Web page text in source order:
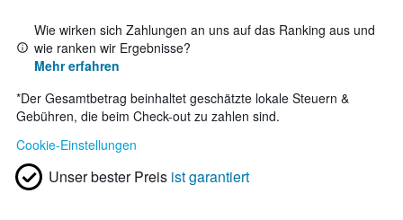
Wie wirken sich Zahlungen an uns auf das Ranking aus und
wie ranken wir Ergebnisse?
Mehr erfahren
*Der Gesamtbetrag beinhaltet geschätzte lokale Steuern &
Gebühren, die beim Check-out zu zahlen sind.
Cookie-Einstellungen
Unser bester Preis ist garantiert